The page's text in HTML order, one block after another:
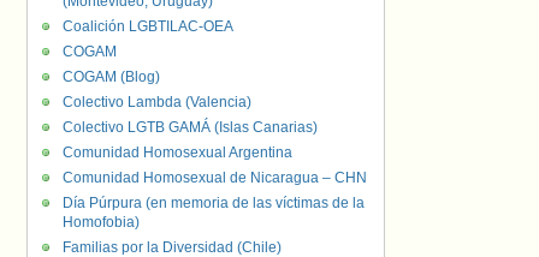
Coalición LGBTILAC-OEA
COGAM
COGAM (Blog)
Colectivo Lambda (Valencia)
Colectivo LGTB GAMÁ (Islas Canarias)
Comunidad Homosexual Argentina
Comunidad Homosexual de Nicaragua – CHN
Día Púrpura (en memoria de las víctimas de la
Homofobia)
Familias por la Diversidad (Chile)